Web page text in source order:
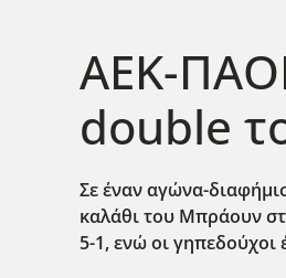
ΑΕΚ-
double
Σε έναν αγώνα-
καλάθι του Μπράουν
5-1, ενώ οι γηπεδούχοι